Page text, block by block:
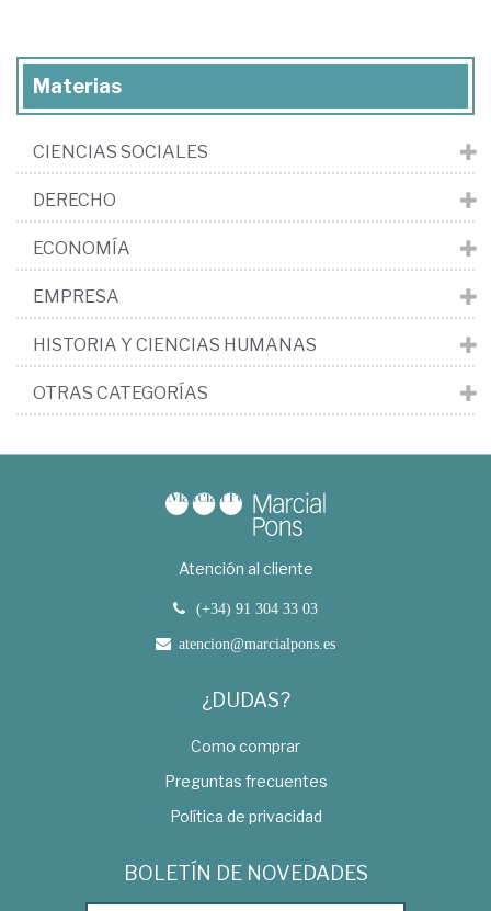
Materias
CIENCIAS SOCIALES
DERECHO
ECONOMÍA
EMPRESA
HISTORIA Y CIENCIAS HUMANAS
OTRAS CATEGORÍAS
Atención al cliente
(+34) 91 304 33 03
atencion@marcialpons.es
¿DUDAS?
Como comprar
Preguntas frecuentes
Política de privacidad
BOLETÍN DE NOVEDADES